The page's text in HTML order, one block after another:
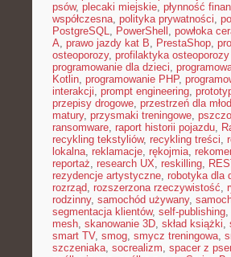
psów, plecaki miejskie, płynność
współczesna, polityka prywatności,
PostgreSQL, PowerShell , powłoka
A, prawo jazdy kat B, PrestaShop,
osteoporozy, profilaktyka
programowanie dla dzieci,
Kotlin, programowanie PHP,
interakcji, prompt engineering,
przepisy drogowe, przestrzeń dla
matury, przysmaki treningowe,
ransomware, raport historii pojazdu,
recykling tekstyliów, recykling treści,
lokalna, reklamacje, rękojmia,
reportaż, research UX, reskilling,
rezydencje artystyczne, robotyka dla
rozrząd, rozszerzona rzeczywistość,
rodzinny, samochód używany,
segmentacja klientów, self-publishing,
mesh, skanowanie 3D, skład książki,
smart TV, smog, smycz treningowa,
szczeniaka, socrealizm, spacer z